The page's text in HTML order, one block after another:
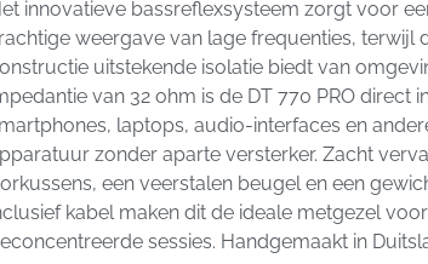
innovatieve bassreflexsysteem zorgt voor
weergave van lage frequenties, terwijl
uitstekende isolatie biedt van
van 32 ohm is de DT 770 PRO direct
laptops, audio-interfaces en
zonder aparte versterker. Zacht
een veerstalen beugel en een
kabel maken dit de ideale metgezel
sessies. Handgemaakt in